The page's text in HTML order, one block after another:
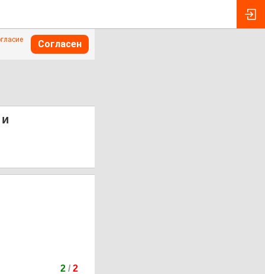
Согласен
2/ 2